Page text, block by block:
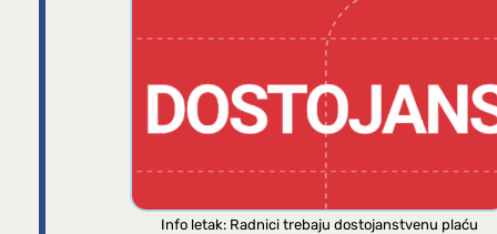
Info letak: Radnici trebaju dostojanstvenu plaću